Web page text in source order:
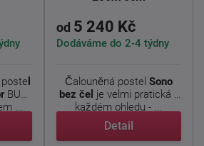
BUK
...
od 5 240 Kč
Dodáváme do 2-4 týdny
Čalouněná postel Sono
bez čel je velmi pratická v
každém ohledu - ...
Detail